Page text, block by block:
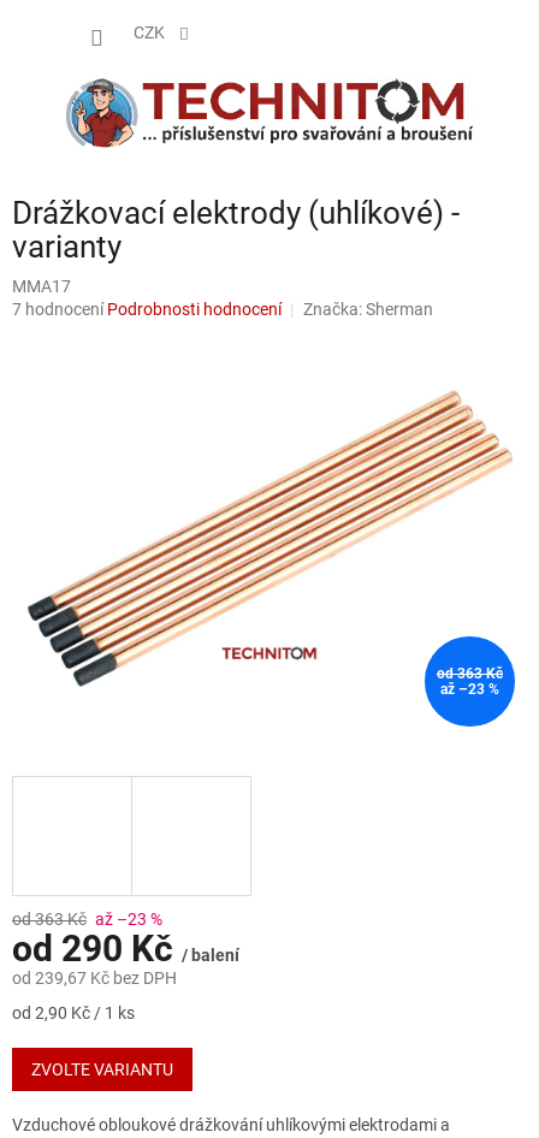
CZK
Drážkovací elektrody (uhlíkové) -
varianty
MMA17
Průměrné
7 hodnocení Podrobnosti hodnocení Značka:Sherman
od 363 Kč
až –23 %
od 363 Kč až –23 %
od 290 Kč / balení
od 239,67 Kč bez DPH
Měrná
od 2,90 Kč / 1 ks
ZVOLTE VARIANTU
Vzduchové obloukové drážkování uhlíkovými elektrodami a